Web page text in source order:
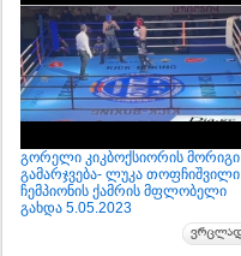
გორელი კიკბოქსიორის მორიგი
გამარჯვება- ლუკა თოფჩიშვილი
ჩემპიონის ქამრის მფლობელი
გახდა 5.05.2023